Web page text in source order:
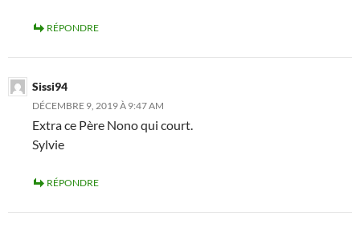
RÉPONDRE
Sissi94
DÉCEMBRE 9, 2019 À 9:47 AM
Extra ce Père Nono qui court.
Sylvie
RÉPONDRE